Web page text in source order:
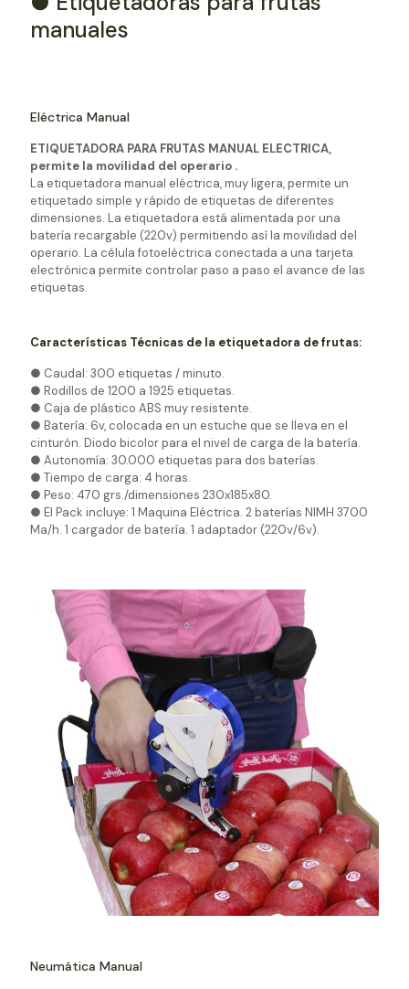
manuales
Eléctrica Manual
ETIQUETADORA PARA FRUTAS MANUAL ELECTRICA,
permite la movilidad del operario .
La etiquetadora manual eléctrica, muy ligera, permite un
etiquetado simple y rápido de etiquetas de diferentes
dimensiones. La etiquetadora está alimentada por una
batería recargable (220v) permitiendo así la movilidad del
operario. La célula fotoeléctrica conectada a una tarjeta
electrónica permite controlar paso a paso el avance de las
etiquetas.
Características Técnicas de la etiquetadora de frutas:
● Caudal: 300 etiquetas / minuto.
● Rodillos de 1200 a 1925 etiquetas.
● Caja de plástico ABS muy resistente.
● Batería: 6v, colocada en un estuche que se lleva en el
cinturón. Diodo bicolor para el nivel de carga de la batería.
● Autonomía: 30.000 etiquetas para dos baterías.
● Tiempo de carga: 4 horas.
● Peso: 470 grs./dimensiones 230x185x80.
● El Pack incluye: 1 Maquina Eléctrica. 2 baterías NIMH 3700
Ma/h. 1 cargador de batería. 1 adaptador (220v/6v).
Neumática Manual